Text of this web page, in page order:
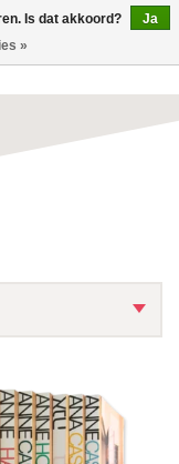
0
Is dat akkoord?
Ja
»